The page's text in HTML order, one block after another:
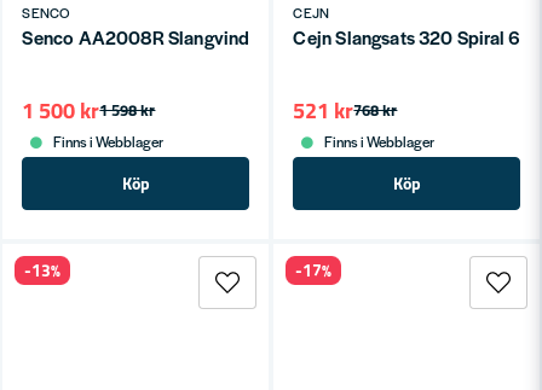
SENCO
Senco AA2008R Slangvinda Tryckluft Ø12mm 20m
1 598 kr
1 500 kr
Finns i Webblager
Köp
CEJN
Cejn Slangsats 320 Spiral
768 kr
521 kr
Finns i Webblager
Köp
-13% -17%